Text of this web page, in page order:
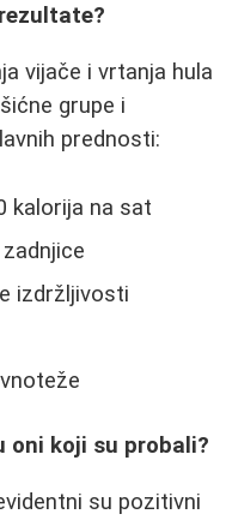
vijače i vrtanja hula
grupe i
prednosti:
kalorija na sat
izdržljivosti
oni koji su probali?
su pozitivni